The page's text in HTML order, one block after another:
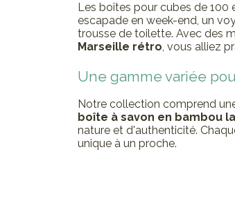
Les boîtes pour cubes de
escapade en week-end, un
trousse de toilette. Avec des
Marseille rétro, vous alliez
Une gamme variée
Notre collection comprend
boîte à savon en bambou
nature et d'authenticité.
unique à un proche.